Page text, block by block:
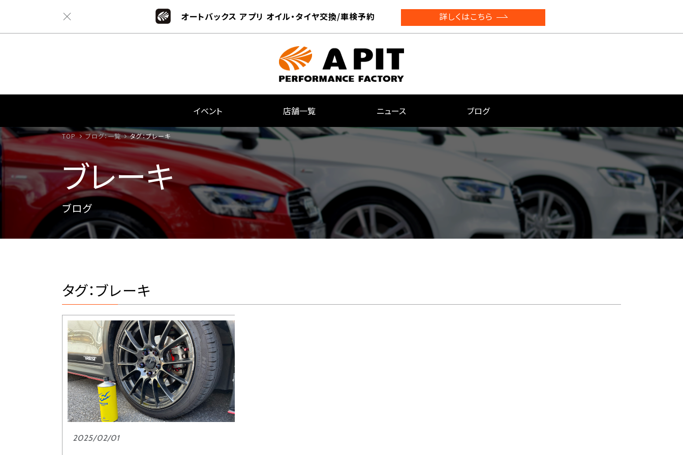
オートバックス アプリ オイル・タイヤ交換/車検予約 詳しくはこちら
イベント 店舗一覧 ニュース ブログ
TOP ブログ：一覧 タグ：ブレーキ
ブレーキ
ブログ
タグ：ブレーキ
2025/02/01